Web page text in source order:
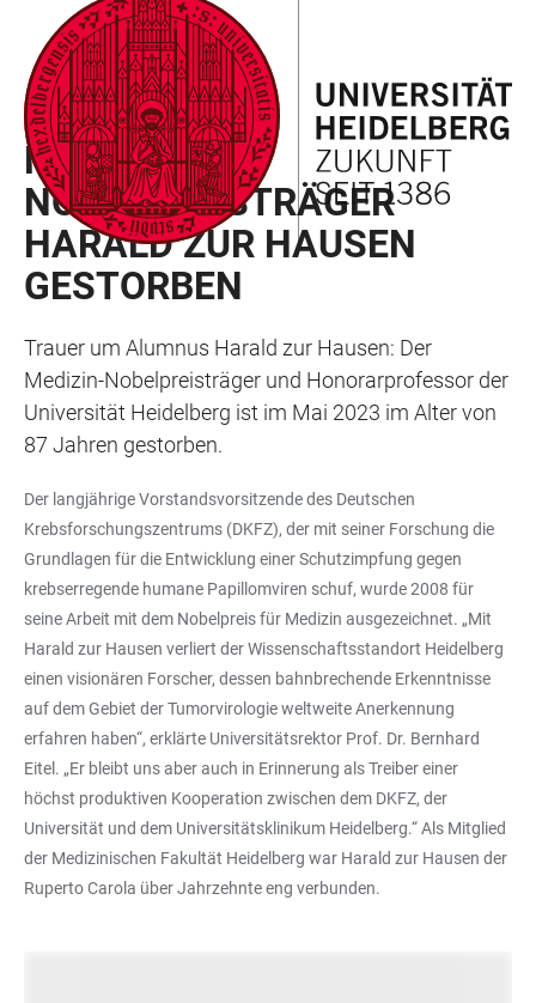
LINKS
ZUR
BARRIEREFREIHEIT
ZUM
HAUPTINHALT
HAUPTNAVIGATION
ÖFFNEN
WEBSEITENSUCHE
ÖFFNEN
HAINEWS 2023/02
MEDIZIN-
NOBELPREISTRÄGER
HARALD ZUR HAUSEN
GESTORBEN
Trauer um Alumnus Harald zur Hausen: Der
Medizin-Nobelpreisträger und Honorarprofessor der
Universität Heidelberg ist im Mai 2023 im Alter von
87 Jahren gestorben.
Der langjährige Vorstandsvorsitzende des Deutschen
Krebsforschungszentrums (DKFZ), der mit seiner Forschung die
Grundlagen für die Entwicklung einer Schutzimpfung gegen
krebserregende humane Papillomviren schuf, wurde 2008 für
seine Arbeit mit dem Nobelpreis für Medizin ausgezeichnet. „Mit
Harald zur Hausen verliert der Wissenschaftsstandort Heidelberg
einen visionären Forscher, dessen bahnbrechende Erkenntnisse
auf dem Gebiet der Tumorvirologie weltweite Anerkennung
erfahren haben“, erklärte Universitätsrektor Prof. Dr. Bernhard
Eitel. „Er bleibt uns aber auch in Erinnerung als Treiber einer
höchst produktiven Kooperation zwischen dem DKFZ, der
Universität und dem Universitätsklinikum Heidelberg.“ Als Mitglied
der Medizinischen Fakultät Heidelberg war Harald zur Hausen der
Ruperto Carola über Jahrzehnte eng verbunden.